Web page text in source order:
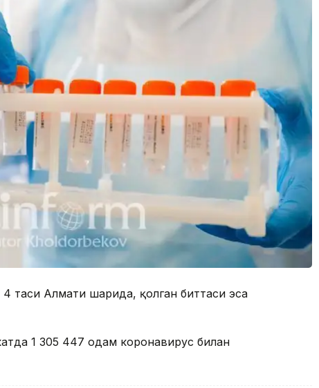
таси Алмати шаҳрида, қолган биттаси эса
1 305 447 одам коронавирус билан